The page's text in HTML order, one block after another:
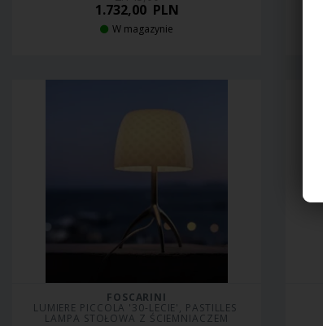
1.732,00PLN
W magazynie
FOSCARINI
LUMIERE PICCOLA '30-LECIE', PASTILLES
LAMPA STOŁOWA Z ŚCIEMNIACZEM